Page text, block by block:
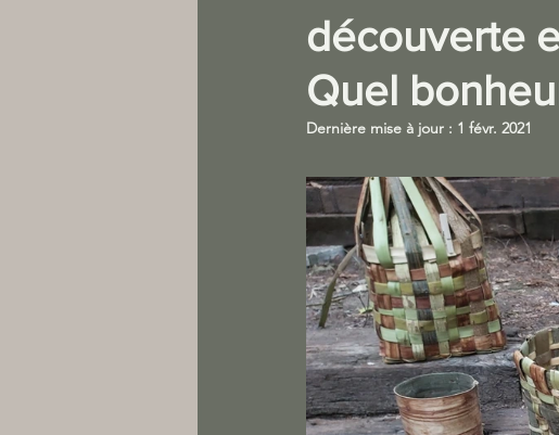
agenda bien être nature
AGENDA
découverte
Quel
Dernière mise à jour : 1 févr. 2021